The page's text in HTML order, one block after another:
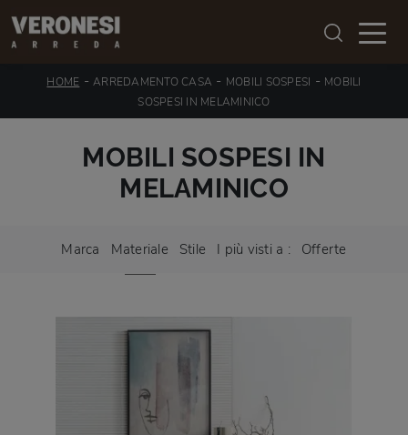
HOME -ARREDAMENTO CASA - MOBILI SOSPESI - MOBILI
SOSPESI IN MELAMINICO
MOBILI SOSPESI IN
MELAMINICO
Marca Materiale Stile I più visti a : Offerte